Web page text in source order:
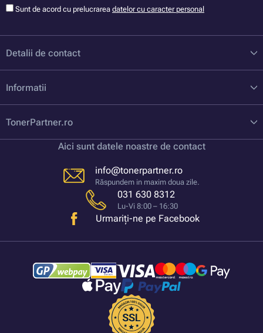
Sunt de acord cu prelucrarea datelor cu caracter personal
Detalii de contact
Informatii
TonerPartner.ro
Aici sunt datele noastre de contact
info@tonerpartner.ro
Răspundem in maxim doua zile.
031 630 8312
Lu-Vi 8:00 – 16:30
Urmariți-ne pe Facebook